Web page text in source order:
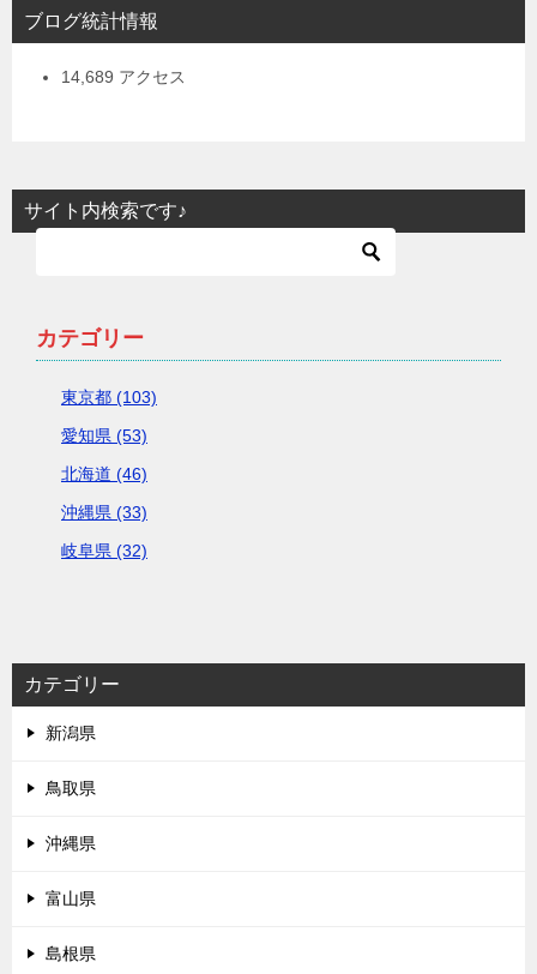
ブログ統計情報
14,689 アクセス
サイト内検索です♪
カテゴリー
東京都 (103)
愛知県 (53)
北海道 (46)
沖縄県 (33)
岐阜県 (32)
カテゴリー
新潟県
鳥取県
沖縄県
富山県
島根県